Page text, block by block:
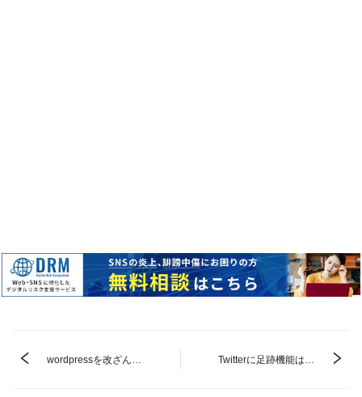
wordpressを改ざんさ
Twitterに足跡機能はあ